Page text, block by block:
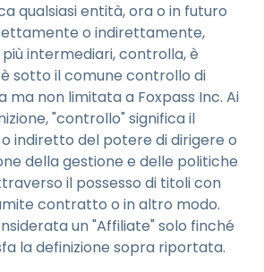
qualsiasi entità, ora o in futuro
o indirettamente,
intermediari, controlla, è
sotto il comune controllo di
ma non limitata a Foxpass Inc. Ai
"controllo" significa il
indiretto del potere di dirigere o
della gestione e delle politiche
il possesso di titoli con
contratto o in altro modo.
un "Affiliate" solo finché
la definizione sopra riportata.